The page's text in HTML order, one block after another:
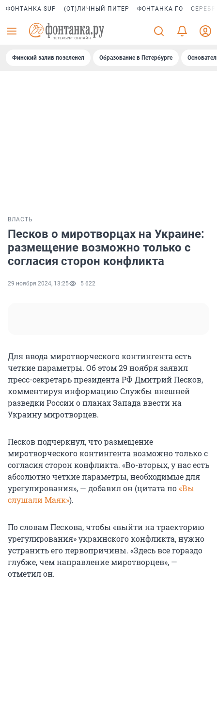
ФОНТАНКА SUP (ОТ)ЛИЧНЫЙ ПИТЕР ФОНТАНКА ГО
Финский залив позеленел Образование в Петербурге
ВЛАСТЬ
Песков о миротворцах на Украине:
размещение возможно только с
согласия сторон конфликта
29 ноября 2024, 13:25 5 622
Для ввода миротворческого контингента есть
четкие параметры. Об этом 29 ноября заявил
пресс-секретарь президента РФ Дмитрий Песков,
комментируя информацию Службы внешней
разведки России о планах Запада ввести на
Украину миротворцев.
Песков подчеркнул, что размещение
миротворческого контингента возможно только с
согласия сторон конфликта. «Во-вторых, у нас есть
абсолютно четкие параметры, необходимые для
урегулирования», — добавил он (цитата по«Вы
слушали Маяк»).
По словам Пескова, чтобы «выйти на траекторию
урегулирования» украинского конфликта, нужно
устранить его первопричины. «Здесь все гораздо
глубже, чем направление миротворцев», —
отметил он.